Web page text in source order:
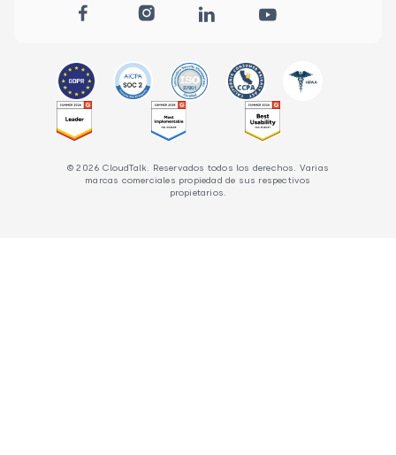
© 2026 CloudTalk. Reservados todos los derechos. Varias
marcas comerciales propiedad de sus respectivos
propietarios.